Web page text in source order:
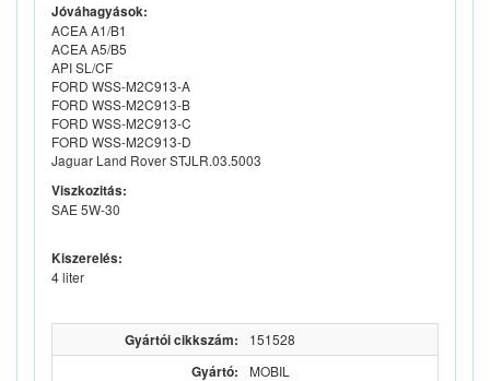
Jóváhagyások:
ACEA A1/B1
ACEA A5/B5
API SL/CF
FORD WSS-M2C913-A
FORD WSS-M2C913-B
FORD WSS-M2C913-C
FORD WSS-M2C913-D
Jaguar Land Rover STJLR.03.5003
Viszkozitás:
SAE 5W-30
Kiszerelés:
4 liter
Gyártói cikkszám: 151528
Gyártó: MOBIL